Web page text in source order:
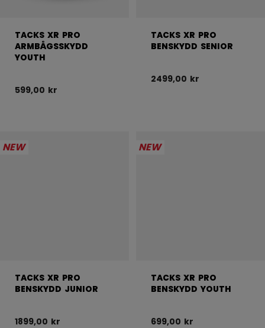
TACKS XR PRO
ARMBÅGSSKYDD
YOUTH
599,00 kr
TACKS XR PRO
BENSKYDD SENIOR
2499,00 kr
NEW
TACKS XR PRO
BENSKYDD JUNIOR
1899,00 kr
NEW
TACKS XR PRO
BENSKYDD YOUTH
699,00 kr